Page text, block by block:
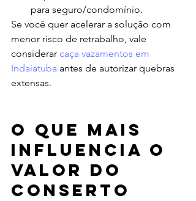
para seguro/condomínio.
Se você quer acelerar a solução com
menor risco de retrabalho, vale
considerar caça vazamentos em
Indaiatuba antes de autorizar quebras
extensas.
O que mais
influencia o
valor do
conserto